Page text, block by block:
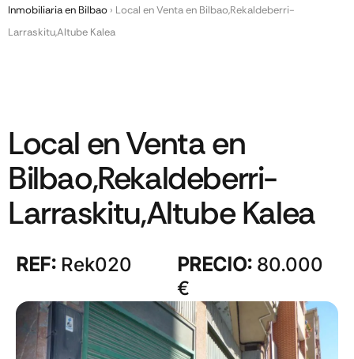
Inmobiliaria en Bilbao › Local en Venta en Bilbao,Rekaldeberri-
Larraskitu,Altube Kalea
Local en Venta en
Bilbao,Rekaldeberri-
Larraskitu,Altube Kalea
REF: Rek020 PRECIO: 80.000
€